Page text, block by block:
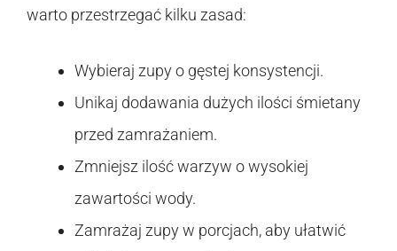
warto przestrzegać kilku zasad:
Wybieraj zupy o gęstej konsystencji.
Unikaj dodawania dużych ilości śmietany
przed zamrażaniem.
Zmniejsz ilość warzyw o wysokiej
zawartości wody.
Zamrażaj zupy w porcjach, aby ułatwić